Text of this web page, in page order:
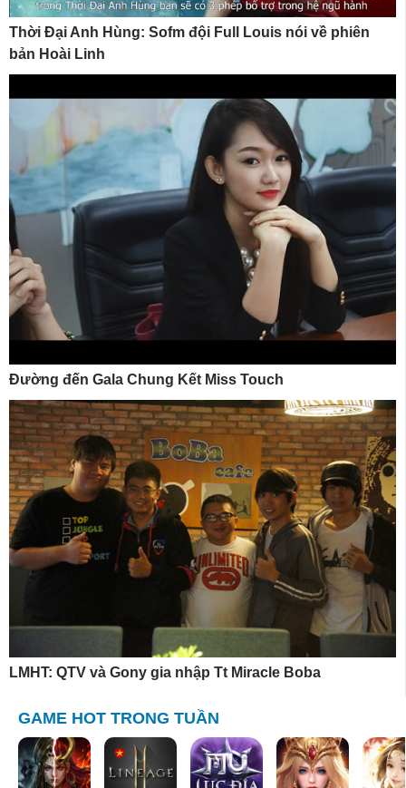
Thời Đại Anh Hùng: Sofm đội Full Louis nói về phiên
bản Hoài Linh
Đường đến Gala Chung Kết Miss Touch
LMHT: QTV và Gony gia nhập Tt Miracle Boba
GAME HOT TRONG TUẦN